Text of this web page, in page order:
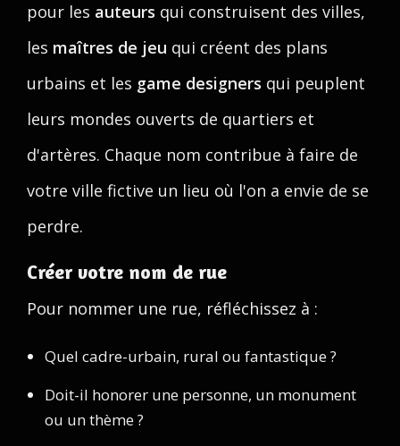
pour les auteurs qui construisent des villes,
les maîtres de jeu qui créent des plans
urbains et les game designers qui peuplent
leurs mondes ouverts de quartiers et
d'artères. Chaque nom contribue à faire de
votre ville fictive un lieu où l'on a envie de se
perdre.
Créer votre nom de rue
Pour nommer une rue, réfléchissez à :
Quel cadre-urbain, rural ou fantastique ?
Doit-il honorer une personne, un monument
ou un thème ?